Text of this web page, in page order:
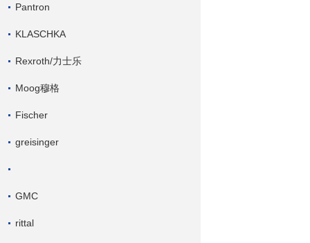
Pantron
KLASCHKA
Rexroth/力士乐
Moog穆格
Fischer
greisinger
GMC
rittal